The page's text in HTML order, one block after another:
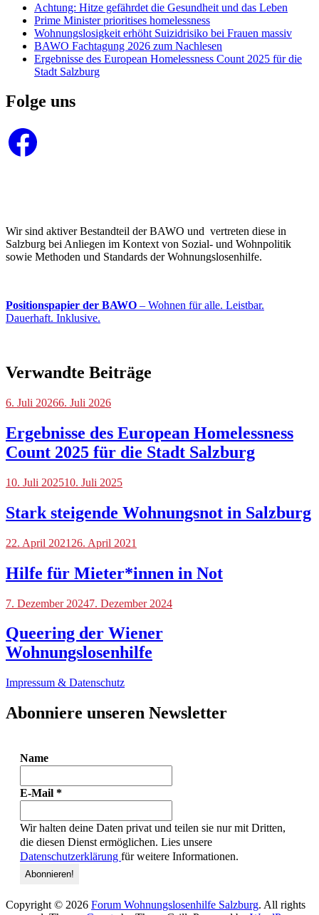
Achtung: Hitze gefährdet die Gesundheit und das Leben
Prime Minister prioritises homelessness
Wohnungslosigkeit erhöht Suizidrisiko bei Frauen massiv
BAWO Fachtagung 2026 zum Nachlesen
Ergebnisse des European Homelessness Count 2025 für die
Stadt Salzburg
Folge uns
Facebook
Wir sind aktiver Bestandteil der BAWO und vertreten diese in
Salzburg bei Anliegen im Kontext von Sozial- und Wohnpolitik
sowie Methoden und Standards der Wohnungslosenhilfe.
Positionspapier der BAWO – Wohnen für alle. Leistbar.
Dauerhaft. Inklusive.
Verwandte Beiträge
Blog
6. Juli 20266. Juli 2026
Ergebnisse des European Homelessness
Count 2025 für die Stadt Salzburg
Blog
10. Juli 202510. Juli 2025
Stark steigende Wohnungsnot in Salzburg
Blog
22. April 2021 26. April 2021
Hilfe für Mieter*innen in Not
Blog
7. Dezember 20247. Dezember 2024
Queering der Wiener
Wohnungslosenhilfe
Impressum & Datenschutz
Abonniere unseren Newsletter
Name
E-Mail *
Wir halten deine Daten privat und teilen sie nur mit Dritten,
die diesen Dienst ermöglichen. Lies unsere
Datenschutzerklärung für weitere Informationen.
Copyright © 2026 Forum Wohnungslosenhilfe Salzburg. All rights